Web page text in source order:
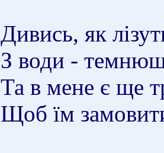
Дивись, як
З води -
Та в мене є ще
Щоб їм